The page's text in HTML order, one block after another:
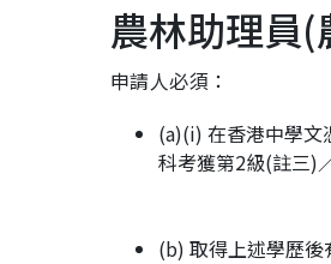
農林助理員
申請人必須：
(a)(i) 在香港中學文
科考獲第2級(註三)
(b) 取得上述學歷後